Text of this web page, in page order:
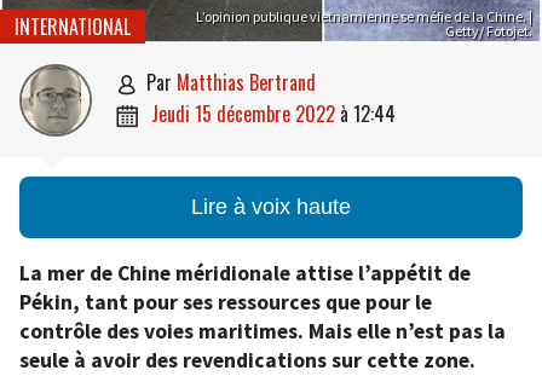
L’opinion publique vietnamienne se méfie de la Chine. |
Getty/ Fotojet.
INTERNATIONAL
 par Matthias Bertrand
 jeudi 15 décembre 2022 à 12:44
Lire à voix haute
La mer de Chine méridionale attise l’appétit de
Pékin, tant pour ses ressources que pour le
contrôle des voies maritimes. Mais elle n’est pas la
seule à avoir des revendications sur cette zone.